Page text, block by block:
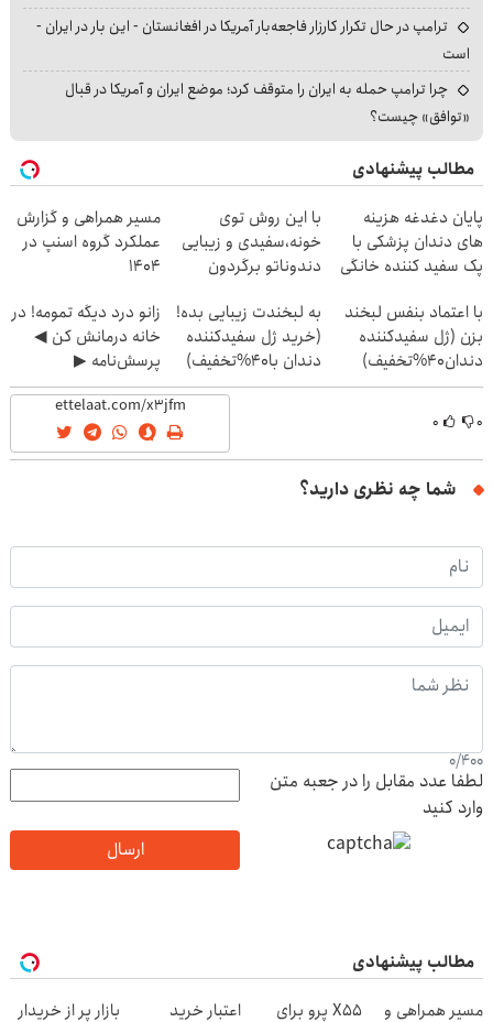
ترامپ در حال تکرار کارزار فاجعه‌بار آمریکا در افغانستان - این بار در ایران -
است
چرا ترامپ حمله به ایران را متوقف کرد؛ موضع ایران و آمریکا در قبال
«توافق» چیست؟
مطالب پیشنهادی
پایان دغدغه هزینه
های دندان پزشکی با
پک سفید کننده خانگی
با این روش توی
خونه،سفیدی و زیبایی
دندوناتو برگردون
مسیر همراهی و گزارش
عملکرد گروه اسنپ در
۱۴۰۴
با اعتماد بنفس لبخند
بزن (ژل سفیدکننده
دندان40%تخفیف)
به لبخندت زیبایی بده!
(خرید ژل سفیدکننده
دندان با40%تخفیف)
زانو درد دیگه تمومه! در
خانه درمانش کن ◀
پرسش‌نامه ▶
۰ ۰
شما چه نظری دارید؟
0/400
لطفا عدد مقابل را در جعبه متن
وارد کنید
ارسال
مطالب پیشنهادی
مسیر همراهی و
X55 پرو برای
اعتبار خرید
بازار پر از خریدار